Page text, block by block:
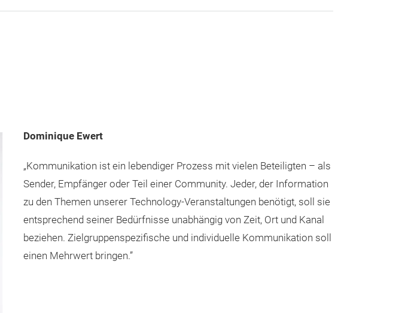
Dominique Ewert
„Kommunikation ist ein lebendiger Prozess mit vielen Beteiligten – als
Sender, Empfänger oder Teil einer Community. Jeder, der Information
zu den Themen unserer Technology-Veranstaltungen benötigt, soll sie
entsprechend seiner Bedürfnisse unabhängig von Zeit, Ort und Kanal
beziehen. Zielgruppenspezifische und individuelle Kommunikation soll
einen Mehrwert bringen.”